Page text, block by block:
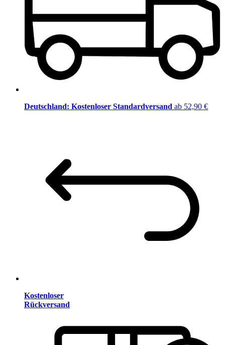
Deutschland: Kostenloser Standardversand ab 52,90 €
Kostenloser
Rückversand